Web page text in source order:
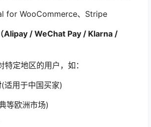
for WooCommerce、Stripe
Alipay / WeChat Pay / Klarna /
特定地区的用户，如：
(适用于中国买家)
等欧洲市场)